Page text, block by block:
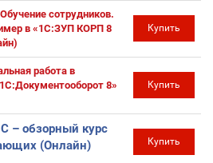
сотрудников.
в «1С:ЗУП КОРП 8
Купить
работа в
8»
Купить
– обзорный курс
(Онлайн)
Купить